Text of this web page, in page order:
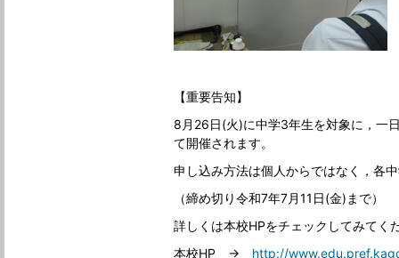
【重要告知】
8月26日(火)に中学3年生を対象に，一
て開催されます。
申し込み方法は個人からではなく，各
（締め切り令和7年7月11日(金)まで）
詳しくは本校HPをチェックしてみてく
本校HP → http://